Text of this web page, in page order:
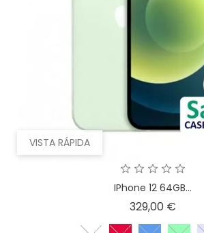
VISTA RÁPIDA
IPhone 12 64GB...
329,00 €